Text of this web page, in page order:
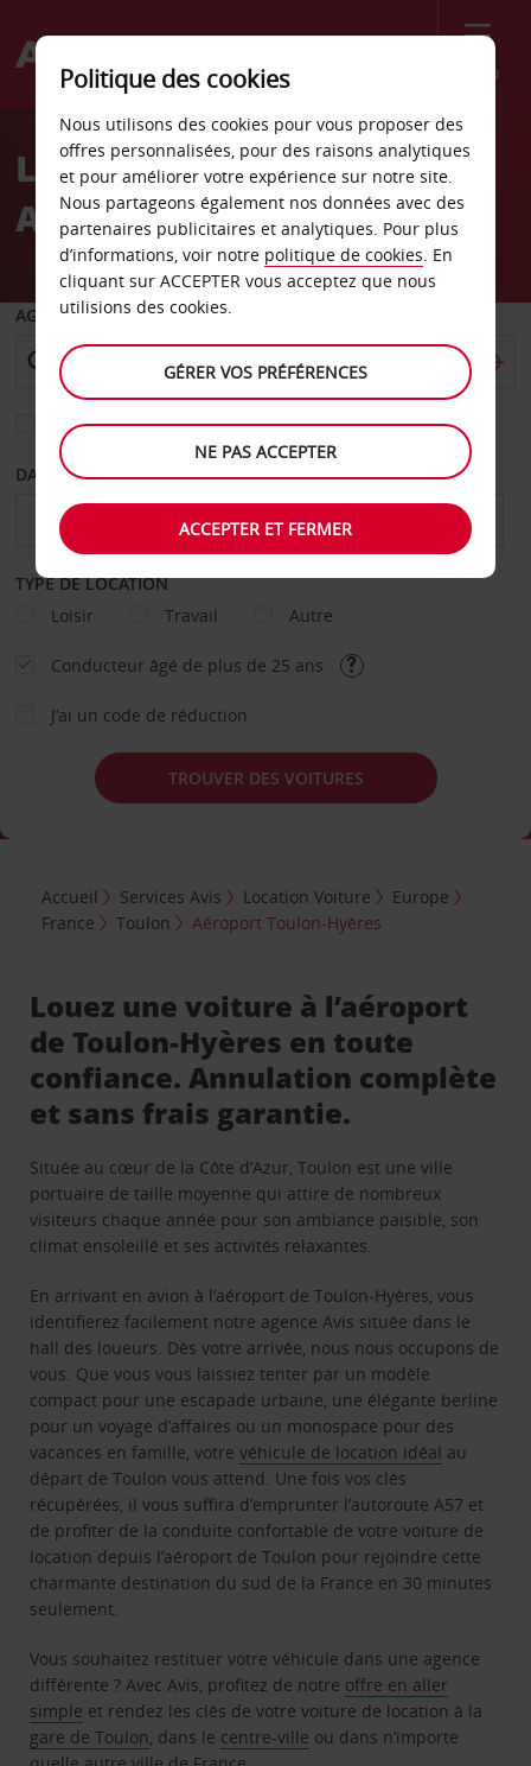
Menu
Welcome
AvisLocation de voiture
Aéroport de Hyères
AGENCE DE DÉPART
Sélectionnez une autre agence de retour
DATE DE DÉPART DATE DE RETOUR
TYPE DE LOCATION
Loisir
Travail Autre
Conducteur âgé de plus de 25 ans
J’ai un code de réduction
TROUVER DES VOITURES
Accueil Services Avis Location Voiture
Europe
France
Toulon Aéroport Toulon-Hyères
Louez une voiture à l’aéroport
de Toulon-Hyères en toute
confiance. Annulation complète
et sans frais garantie.
Située au cœur de la Côte d’Azur, Toulon est une ville
portuaire de taille moyenne qui attire de nombreux
visiteurs chaque année pour son ambiance paisible, son
climat ensoleillé et ses activités relaxantes.
En arrivant en avion à l’aéroport de Toulon-Hyères, vous
identifierez facilement notre agence Avis située dans le
hall des loueurs. Dès votre arrivée, nous nous occupons de
vous. Que vous vous laissiez tenter par un modèle
compact pour une escapade urbaine, une élégante berline
pour un voyage d’affaires ou un monospace pour des
vacances en famille, votrevéhicule de location idéal au
départ de Toulon vous attend. Une fois vos clés
récupérées, il vous suffira d’emprunter l’autoroute A57 et
de profiter de la conduite confortable de votre voiture de
location depuis l’aéroport de Toulon pour rejoindre cette
charmante destination du sud de la France en 30 minutes
seulement.
Vous souhaitez restituer votre véhicule dans une agence
différente ? Avec Avis, profitez de notre offre en aller
simple et rendez les clés de votre voiture de location à la
gare de Toulon , dans le centre-ville ou dans n’importe
Politique des cookies
Nous utilisons des cookies pour vous proposer des
offres personnalisées, pour des raisons analytiques
et pour améliorer votre expérience sur notre site.
Nous partageons également nos données avec des
partenaires publicitaires et analytiques. Pour plus
d’informations, voir notre politique de cookies. En
cliquant sur ACCEPTER vous acceptez que nous
utilisions des cookies.
GÉRER VOS PRÉFÉRENCES
NE PAS ACCEPTER
ACCEPTER ET FERMER